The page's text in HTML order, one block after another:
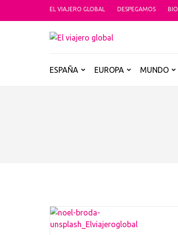
EL VIAJERO GLOBAL DESPEGAMOS BIO
ESPAÑA EUROPA MUNDO